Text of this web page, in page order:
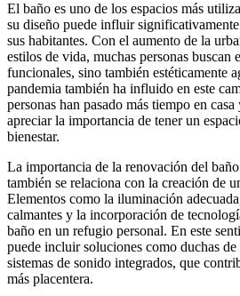
El baño es uno de los espacios más
su diseño puede influir
sus habitantes. Con el aumento de la
estilos de vida, muchas personas buscan
funcionales, sino también estéticamente
pandemia también ha influido en este
personas han pasado más tiempo en
apreciar la importancia de tener un
bienestar.
La importancia de la renovación del
también se relaciona con la creación de
Elementos como la iluminación
calmantes y la incorporación de
baño en un refugio personal. En este
puede incluir soluciones como duchas
sistemas de sonido integrados, que
más placentera.